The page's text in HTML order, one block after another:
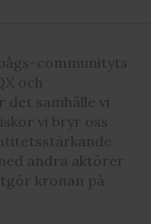
communityts
och
det samhälle vi
vi bryr oss
andra aktörer
kronan på